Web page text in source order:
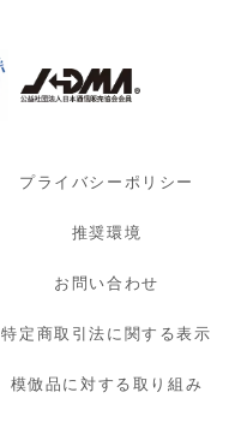
プライバシーポリシー
推奨環境
お問い合わせ
特定商取引法に関する表示
模倣品に対する取り組み